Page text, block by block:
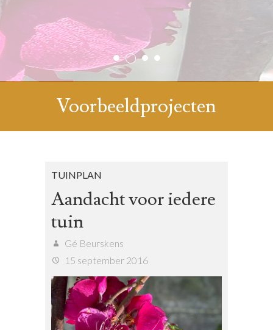
1 2 3 4
Voorbeeldprojecten
TUINPLAN
Aandacht voor iedere
tuin
Gé Beurskens
15 september 2016